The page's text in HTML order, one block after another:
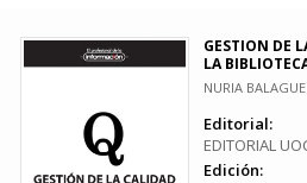
GESTION DE
LA
NURIA BALAGUE
Editorial:
EDITORIAL
Edición: